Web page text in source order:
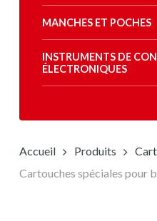
MANCHES ET POCHES
INSTRUMENTS DE
ÉLECTRONIQUES
Accueil Produits
Cartouches spéciales pour